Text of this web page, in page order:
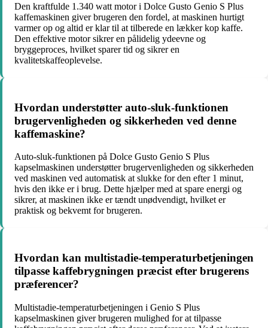
Den kraftfulde 1.340 watt motor i Dolce Gusto Genio S Plus
kaffemaskinen giver brugeren den fordel, at maskinen hurtigt
varmer op og altid er klar til at tilberede en lækker kop kaffe.
Den effektive motor sikrer en pålidelig ydeevne og
bryggeproces, hvilket sparer tid og sikrer en
kvalitetskaffeoplevelse.
Hvordan understøtter auto-sluk-funktionen
brugervenligheden og sikkerheden ved denne
kaffemaskine?
Auto-sluk-funktionen på Dolce Gusto Genio S Plus
kapselmaskinen understøtter brugervenligheden og sikkerheden
ved maskinen ved automatisk at slukke for den efter 1 minut,
hvis den ikke er i brug. Dette hjælper med at spare energi og
sikrer, at maskinen ikke er tændt unødvendigt, hvilket er
praktisk og bekvemt for brugeren.
Hvordan kan multistadie-temperaturbetjeningen
tilpasse kaffebrygningen præcist efter brugerens
præferencer?
Multistadie-temperaturbetjeningen i Genio S Plus
kapselmaskinen giver brugeren mulighed for at tilpasse